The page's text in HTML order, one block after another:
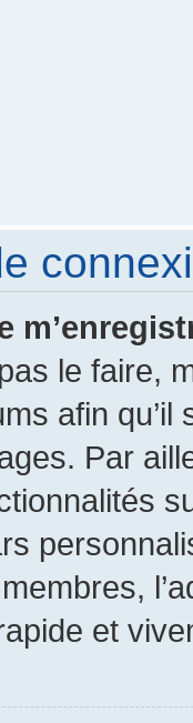
le faire,
afin
Par
et